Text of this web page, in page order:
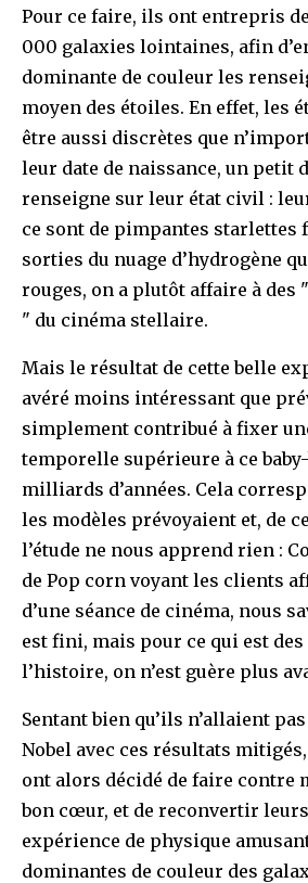
Pour ce faire, ils ont entrepris
000 galaxies lointaines, afin
dominante de couleur les
moyen des étoiles. En effet, les
être aussi discrètes que
leur date de naissance, un petit
renseigne sur leur état civil :
ce sont de pimpantes starlettes
sorties du nuage d’hydrogène
rouges, on a plutôt affaire à des
" du cinéma stellaire.
Mais le résultat de cette belle
avéré moins intéressant que
simplement contribué à fixer
temporelle supérieure à ce
milliards d’années. Cela
les modèles prévoyaient et, de
l’étude ne nous apprend rien :
de Pop corn voyant les clients
d’une séance de cinéma, nous
est fini, mais pour ce qui est des
l’histoire, on n’est guère plus
Sentant bien qu’ils n’allaient
Nobel avec ces résultats
ont alors décidé de faire contre
bon cœur, et de reconvertir
expérience de physique
dominantes de couleur des